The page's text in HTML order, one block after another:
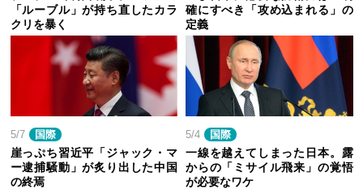
「ルーブル」が持ち直したカラ
クリを暴く
確にすべき「攻め込まれる」の
定義
5/7 国際
崖っぷち習近平「ジャック・マ
ー逮捕騒動」が炙り出した中国
の終焉
5/4 国際
一線を越えてしまった日本。露
からの「ミサイル飛来」の覚悟
が必要なワケ